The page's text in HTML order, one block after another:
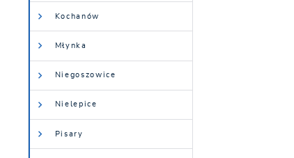
Kochanów
Młynka
Niegoszowice
Nielepice
Pisary